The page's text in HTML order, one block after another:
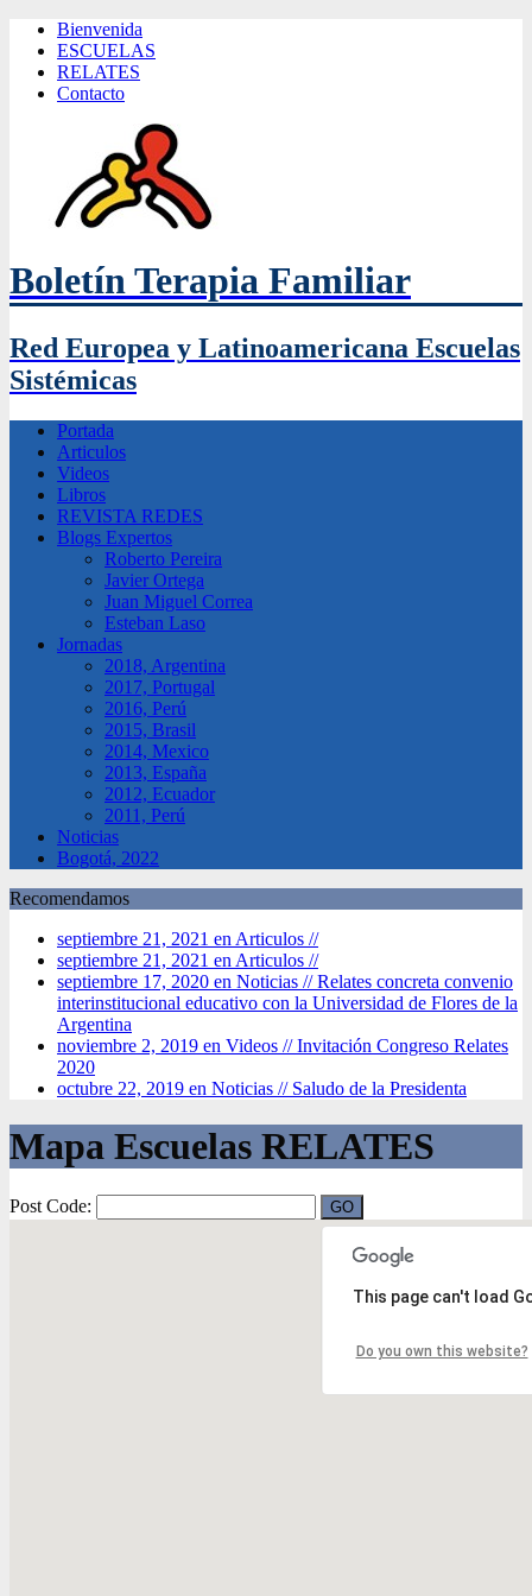
Bienvenida
ESCUELAS
RELATES
Contacto
Boletín Terapia Familiar
Red Europea y Latinoamericana Escuelas
Sistémicas
Portada
Articulos
Videos
Libros
REVISTA REDES
Blogs Expertos
Roberto Pereira
Javier Ortega
Juan Miguel Correa
Esteban Laso
Jornadas
2018, Argentina
2017, Portugal
2016, Perú
2015, Brasil
2014, Mexico
2013, España
2012, Ecuador
2011, Perú
Noticias
Bogotá, 2022
Recomendamos
septiembre 21, 2021 en Articulos //
septiembre 21, 2021 en Articulos //
septiembre 17, 2020 en Noticias //Relates concreta convenio
interinstitucional educativo con la Universidad de Flores de la
Argentina
noviembre 2, 2019 en Videos //Invitación Congreso Relates
2020
octubre 22, 2019 en Noticias // Saludo de la Presidenta
Mapa Escuelas RELATES
Post Code:
This page can't load
Do you own this website?